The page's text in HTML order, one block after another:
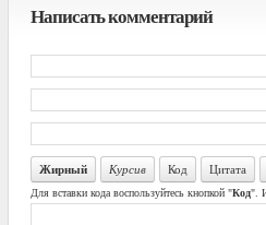
Написать комментарий
Жирный Курсив Код Цитата
Для вставки кода воспользуйтесь кнопкой "Код".